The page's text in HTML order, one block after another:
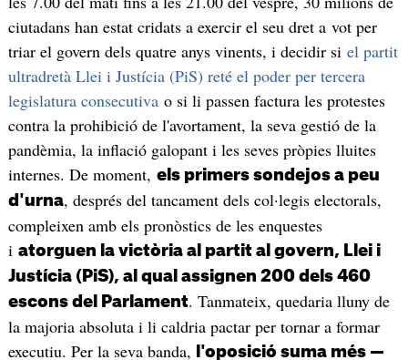
ciutadans han estat cridats a exercir el seu dret a vot per
triar el govern dels quatre anys vinents, i decidir si el partit
ultradretà Llei i Justícia (PiS) reté el poder per tercera
legislatura consecutivao si li passen factura les protestes
contra la prohibició de l'avortament, la seva gestió de la
pandèmia, la inflació galopant i les seves pròpies lluites
internes. De moment, els primers sondejos a peu
d'urna, després del tancament dels col·legis electorals,
compleixen amb els pronòstics de les enquestes
i atorguen la victòria al partit al govern, Llei i
Justícia (PiS), al qual assignen 200 dels 460
escons del Parlament. Tanmateix, quedaria lluny de
la majoria absoluta i li caldria pactar per tornar a formar
executiu. Per la seva banda,
l'oposició suma més —